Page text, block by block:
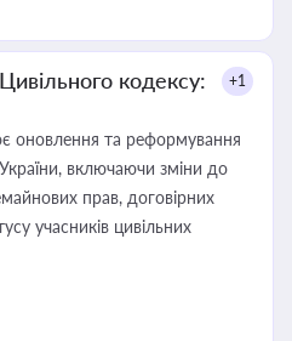
кодексу:
+1
оновлення та реформування
включаючи зміни до
прав, договірних
учасників цивільних